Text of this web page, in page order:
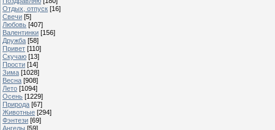
Отдых, отпуск [16]
Свечи [5]
Любовь [407]
Валентинки [156]
Дружба [58]
Привет [110]
Скучаю [13]
Прости [14]
Зима [1028]
Весна [908]
Лето [1094]
Осень [1229]
Природа [67]
Животные [294]
Фэнтези [69]
Ангелы [59]